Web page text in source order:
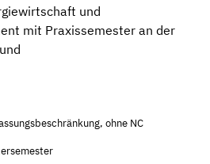
und
mit Praxissemester an der
ohne NC